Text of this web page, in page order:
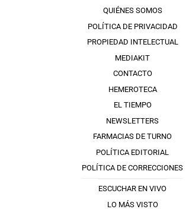
QUIÉNES SOMOS
POLÍTICA DE PRIVACIDAD
PROPIEDAD INTELECTUAL
MEDIAKIT
CONTACTO
HEMEROTECA
EL TIEMPO
NEWSLETTERS
FARMACIAS DE TURNO
POLÍTICA EDITORIAL
POLÍTICA DE CORRECCIONES
ESCUCHAR EN VIVO
LO MÁS VISTO